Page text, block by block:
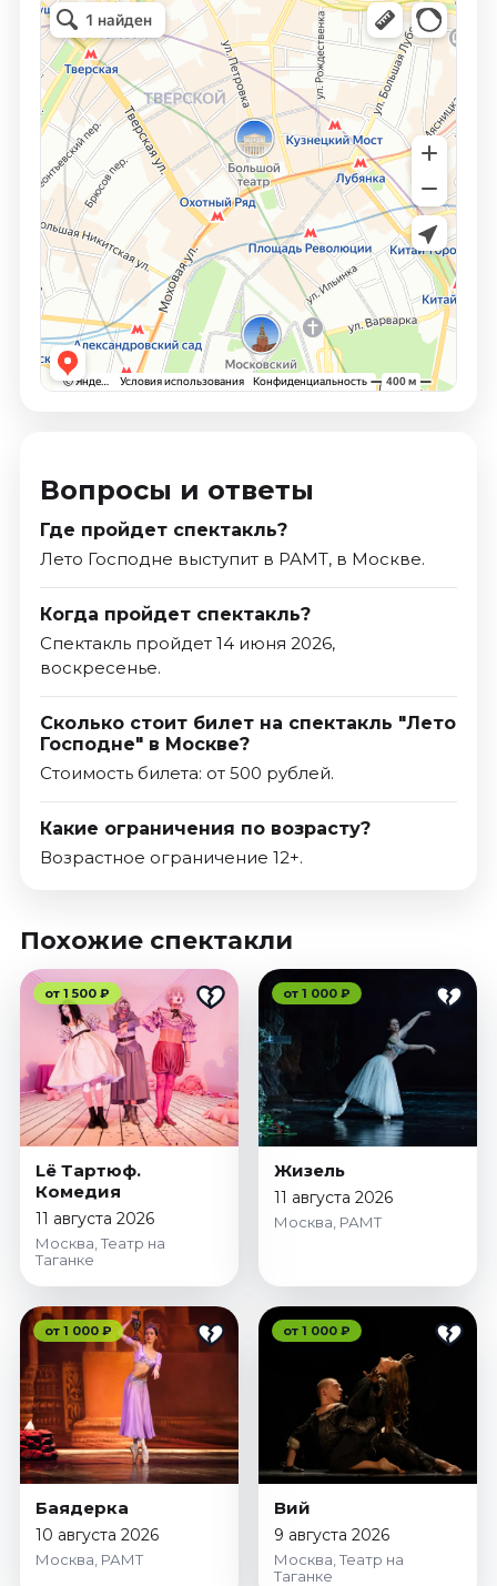
Вопросы и ответы
Где пройдет спектакль?
Лето Господне выступит в РАМТ, в Москве.
Когда пройдет спектакль?
Спектакль пройдет 14 июня 2026,
воскресенье.
Сколько стоит билет на спектакль "Лето
Господне" в Москве?
Стоимость билета: от 500 рублей.
Какие ограничения по возрасту?
Возрастное ограничение 12+.
Похожие спектакли
от 1 500 ₽
Lё Тартюф.
Комедия
11 августа 2026
Москва, Театр на
Таганке
от 1 000 ₽
Жизель
11 августа 2026
Москва, РАМТ
от 1 000 ₽
Баядерка
10 августа 2026
Москва, РАМТ
от 1 000 ₽
Вий
9 августа 2026
Москва, Театр на
Таганке